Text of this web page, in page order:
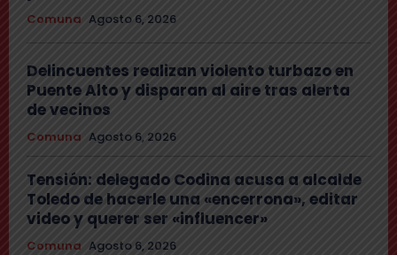
Comuna Agosto 6, 2026
Delincuentes realizan violento turbazo en
Puente Alto y disparan al aire tras alerta
de vecinos
Comuna Agosto 6, 2026
Tensión: delegado Codina acusa a alcalde
Toledo de hacerle una «encerrona», editar
video y querer ser «influencer»
Comuna Agosto 6, 2026